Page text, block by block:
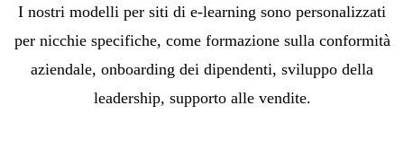
I nostri modelli per siti di e-learning sono personalizzati
per nicchie specifiche, come formazione sulla conformità
aziendale, onboarding dei dipendenti, sviluppo della
leadership, supporto alle vendite.